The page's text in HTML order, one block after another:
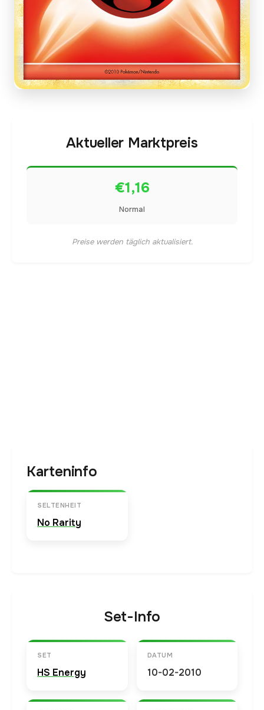
Aktueller Marktpreis
€1,16
Normal
Preise werden täglich aktualisiert.
Karteninfo
SELTENHEIT
No Rarity
Set-Info
SET
HS Energy
DATUM
10-02-2010